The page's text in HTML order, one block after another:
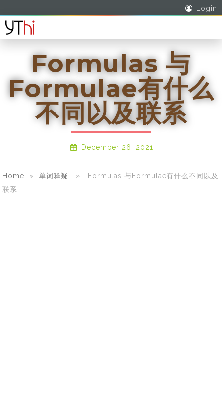
Login
Formulas 与
Formulae有什么
不同以及联系
December 26, 2021
Home » 单词释疑
» Formulas 与Formulae有什么不同以及
联系